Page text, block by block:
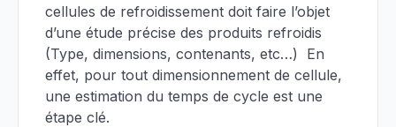
cellules de refroidissement doit faire l’objet
d’une étude précise des produits refroidis
(Type, dimensions, contenants, etc…) En
effet, pour tout dimensionnement de cellule,
une estimation du temps de cycle est une
étape clé.